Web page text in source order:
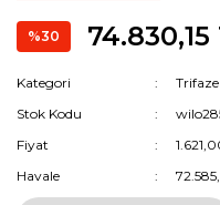
%30 74.830,15
Kategori
Stok Kodu
Fiyat
Havale